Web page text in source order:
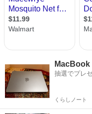
抽選でプレ
くらしノート